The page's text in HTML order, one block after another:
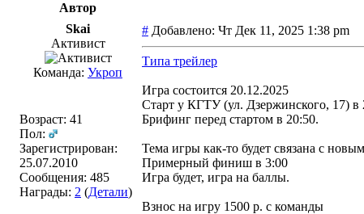
Автор
Skai
Активист
Команда: Укроп
Возраст: 41
Пол:
Зарегистрирован:
25.07.2010
Сообщения: 485
Награды: 2 (Детали)
# Добавлено: Чт Дек 11, 2025 1:38 pm
Типа трейлер
‎Игра состоится 20.12.2025
‎Старт у КГТУ (ул. Дзержинского, 17) в
‎Брифинг перед стартом в 20:50.
Тема игры как-то будет связана с
Примерный финиш в 3:00
‎Игра будет, игра на баллы.
‎Взнос на игру 1500 р. с команды